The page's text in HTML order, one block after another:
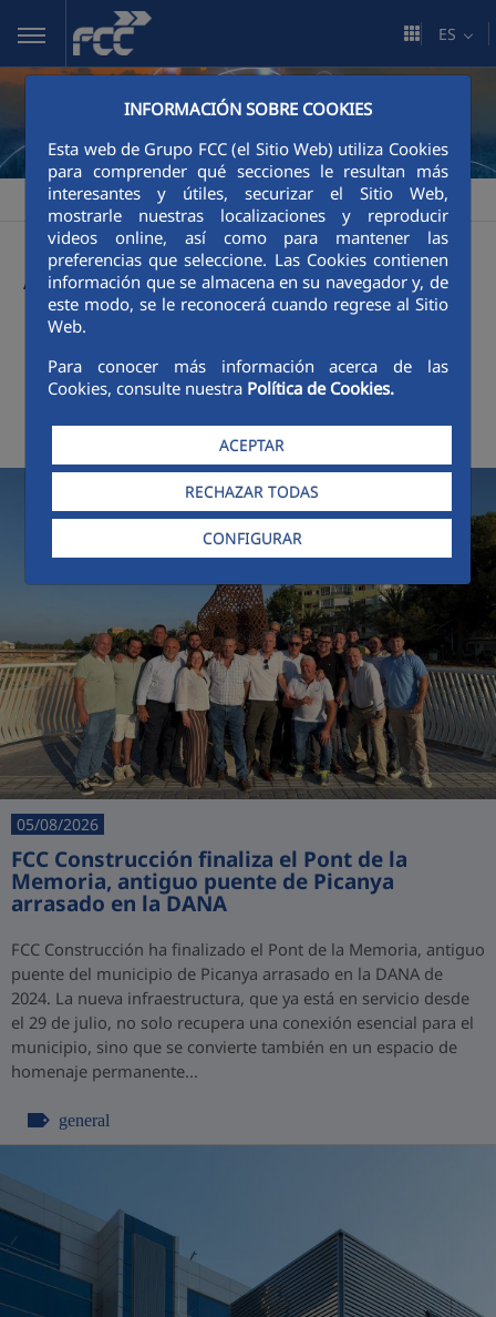
Saltar al contenido principal
INFORMACIÓN SOBRE COOKIES
Esta web de Grupo FCC (el Sitio Web) utiliza Cookies
para comprender qué secciones le resultan más
interesantes y útiles, securizar el Sitio Web,
mostrarle nuestras localizaciones y reproducir
videos online, así como para mantener las
preferencias que seleccione. Las Cookies contienen
información que se almacena en su navegador y, de
este modo, se le reconocerá cuando regrese al Sitio
Web.
Para conocer más información acerca de las
Cookies, consulte nuestra Política de Cookies.
ACEPTAR
RECHAZAR TODAS
CONFIGURAR
ES
FCC >Sala de comunicación >Actualidad
Actualidad
Últimas noticias
05/08/2026
FCC Construcción finaliza el Pont de la
Memoria, antiguo puente de Picanya
arrasado en la DANA
FCC Construcción ha finalizado el Pont de la Memoria, antiguo
puente del municipio de Picanya arrasado en la DANA de
2024. La nueva infraestructura, que ya está en servicio desde
el 29 de julio, no solo recupera una conexión esencial para el
municipio, sino que se convierte también en un espacio de
homenaje permanente...
general